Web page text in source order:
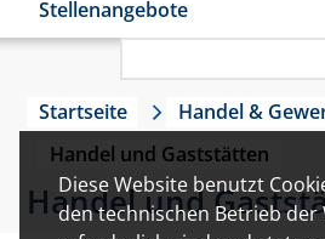
Diese Website benutzt
den technischen Betrieb der
Stellenangebote
Startseite
Handel &
Handel und Gaststätten
Handel und